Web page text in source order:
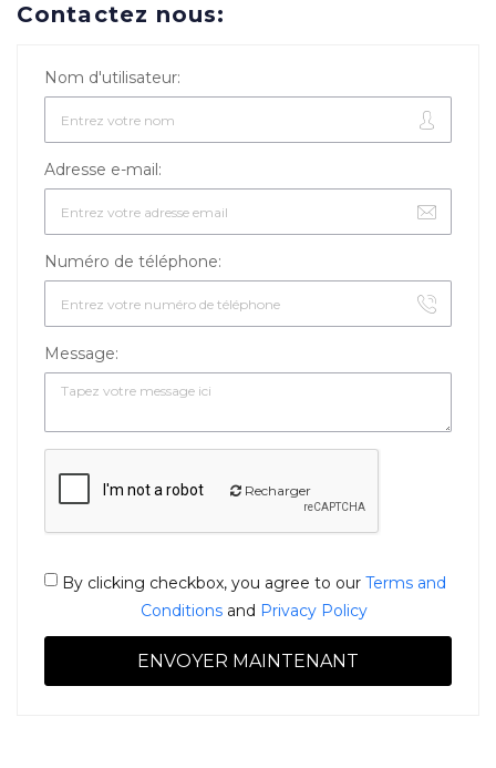
Contactez nous:
Nom d'utilisateur:
Adresse e-mail:
Numéro de téléphone:
Message:
Recharger
By clicking checkbox, you agree to ourTerms and
Conditions and Privacy Policy